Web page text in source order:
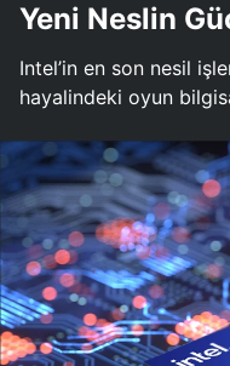
Yeni Neslin
Intel’in en son nesil
hayalindeki oyun